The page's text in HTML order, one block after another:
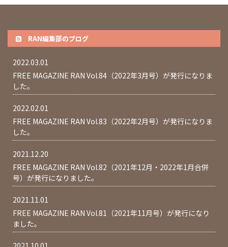
RAN編集部のブログ
2022.03.01
FREE MAGAZINE RAN Vol.84（2022年3月号）が発行になりま
した。
2022.02.01
FREE MAGAZINE RAN Vol.83（2022年2月号）が発行になりま
した。
2021.12.20
FREE MAGAZINE RAN Vol.82（2021年12月・2022年1月合併
号）が発行になりました。
2021.11.01
FREE MAGAZINE RAN Vol.81（2021年11月号）が発行になり
ました。